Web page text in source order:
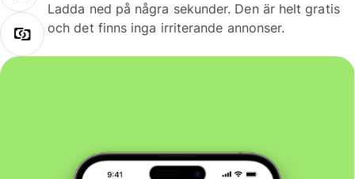
Ladda ned på några sekunder. Den är helt gratis
och det finns inga irriterande annonser.